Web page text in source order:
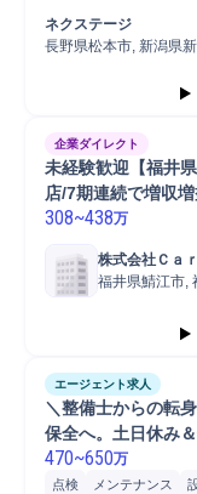
ネクステージ
長野県松本市, 新潟県
企業ダイレクト
未経験歓迎【福井
店/7期連続で増収
308~438万
株式会社Ｃａ
Ｅ
福井県鯖江市,
エージェント求人
＼整備士からの転
保全へ。土日休み
470~650万
点検 メンテナンス